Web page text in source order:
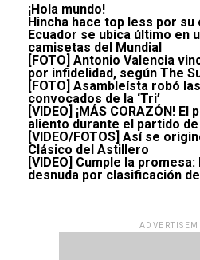
¡Hola mundo!
Hincha hace top less por su
Ecuador se ubica último en
camisetas del Mundial
[FOTO] Antonio Valencia
por infidelidad, según The
[FOTO] Asambleísta robó
convocados de la ‘Tri’
[VIDEO] ¡MÁS CORAZÓN!
aliento durante el partido de
[VIDEO/FOTOS] Así se
Clásico del Astillero
[VIDEO] Cumple la
desnuda por clasificación